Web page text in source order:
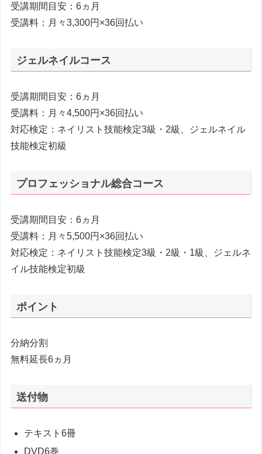
受講期間目安：6ヵ月
受講料：月々3,300円×36回払い
ジェルネイルコース
受講期間目安：6ヵ月
受講料：月々4,500円×36回払い
対応検定：ネイリスト技能検定3級・2級、ジェルネイル
技能検定初級
プロフェッショナル総合コース
受講期間目安：6ヵ月
受講料：月々5,500円×36回払い
対応検定：ネイリスト技能検定3級・2級・1級、ジェルネ
イル技能検定初級
ポイント
分納分割
無料延長6ヵ月
送付物
テキスト6冊
DVD6巻